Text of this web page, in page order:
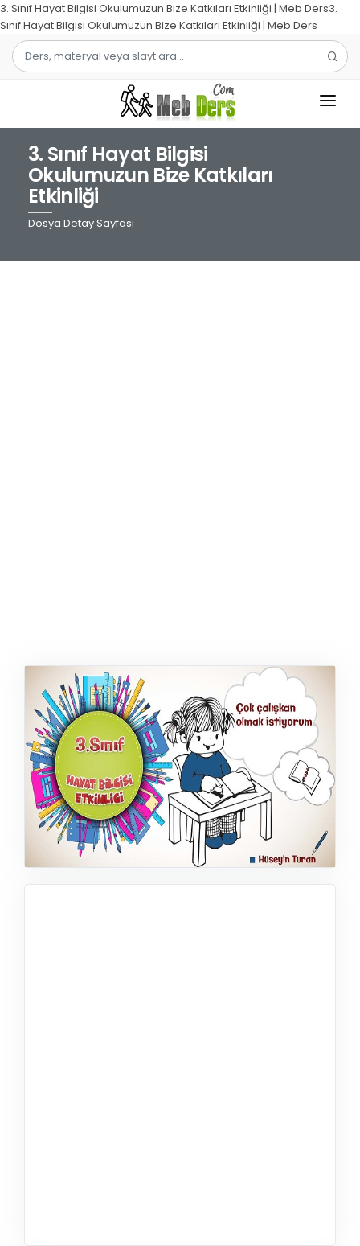
3. Sınıf Hayat Bilgisi Okulumuzun Bize Katkıları Etkinliği | Meb Ders3.
Sınıf Hayat Bilgisi Okulumuzun Bize Katkıları Etkinliği | Meb Ders
1.SINIF
2.SINIF
3.SINIF
4.SINIF
3. Sınıf Hayat Bilgisi
Okulumuzun Bize Katkıları
Etkinliği
Dosya Detay Sayfası